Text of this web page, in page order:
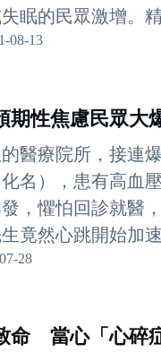
眠的民眾激增。
08-13
性焦慮民眾大
醫療院所，接連
名），患有高血
，懼怕回診就醫
竟然心跳開始加
28
命 當心「心碎